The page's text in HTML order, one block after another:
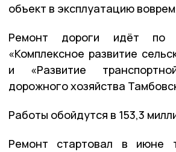
объект в эксплуатацию
Ремонт дороги идёт по
«Комплексное развитие
и «Развитие
дорожного хозяйства
Работы обойдутся в 153,3
Ремонт стартовал в июне